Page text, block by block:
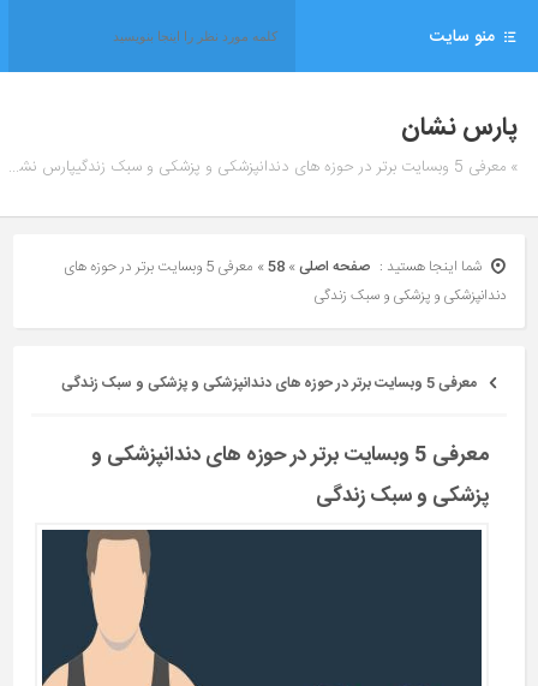
منو سایت
پارس نشان
» معرفی 5 وبسایت برتر در حوزه های دندانپزشکی و پزشکی و سبک زندگیپارس نشان
شما اینجا هستید : صفحه اصلی»
58
»
معرفی 5 وبسایت برتر در حوزه های
دندانپزشکی و پزشکی و سبک زندگی
معرفی 5 وبسایت برتر در حوزه های دندانپزشکی و پزشکی و سبک زندگی
معرفی 5 وبسایت برتر در حوزه های دندانپزشکی و
پزشکی و سبک زندگی